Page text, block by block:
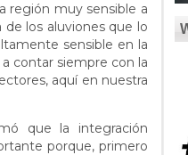
región muy sensible a
los aluviones que lo
sensible en la
contar siempre con la
aquí en nuestra
que la integración
porque, primero